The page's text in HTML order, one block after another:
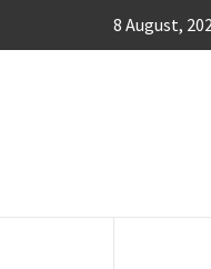
8 August,